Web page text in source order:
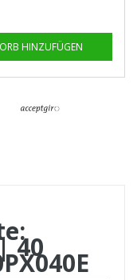
HINZUFÜGEN
40